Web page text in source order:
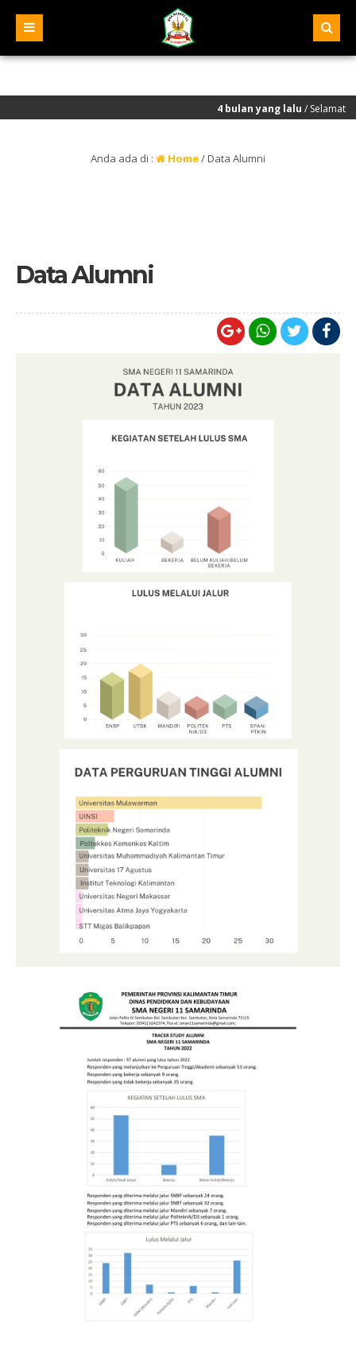
4 bulan yang lalu/ Selamat kepada
Anda ada di : Home/Data Alumni
Data Alumni